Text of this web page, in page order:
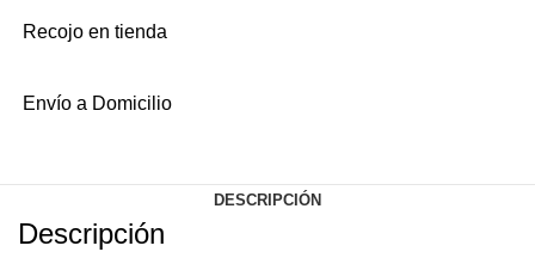
Recojo en tienda
Envío a Domicilio
DESCRIPCIÓN
Descripción